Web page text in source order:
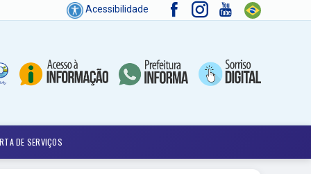
Acessibilidade
DE SERVIÇOS